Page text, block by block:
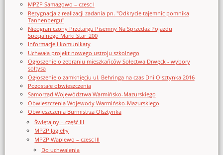
MPZP Samagowo – czesc I
Rezygnacja z realizacji zadania pn. "Odkrycie tajemnic pomnika
Tannenbergu"
Nieograniczony Przetargu Pisemny Na Sprzedaż Pojazdu
Specjalnego Marki Star_200
Informacje i komunikaty
Uchwała projekt nowego ustroju szkolnego
Ogłoszenie o zebraniu mieszkańców Sołectwa Drwęck - wybory
sołtysa
Ogłoszenie o zamknięciu ul. Behringa na czas Dni Olsztynka 2016
Pozostałe obwieszczenia
Samorząd Województwa Warmińsko-Mazurskiego
Obwieszczenia Wojewody Warmińsko-Mazurskiego
Obwieszczenia Burmistrza Olsztynka
Świętajny – część III
MPZP Jagiełły
MPZP Waplewo – czesc III
Do uchwalenia